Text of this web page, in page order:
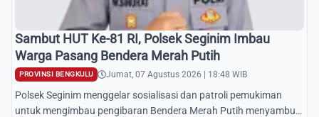
Sambut HUT Ke-81 RI, Polsek Seginim Imbau
Warga Pasang Bendera Merah Putih
PROVINSI BENGKULU Jumat, 07 Agustus 2026 | 18:48 WIB
Polsek Seginim menggelar sosialisasi dan patroli pemukiman
untuk mengimbau pengibaran Bendera Merah Putih menyambut